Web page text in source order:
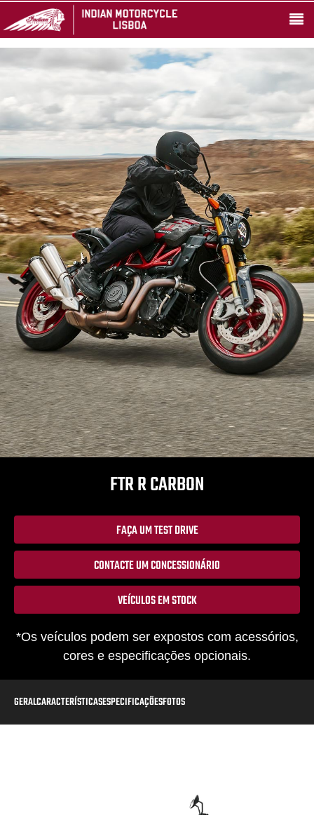
FTR R CARBON
FAÇA UM TEST DRIVE
CONTACTE UM CONCESSIONÁRIO
VEÍCULOS EM STOCK
*Os veículos podem ser expostos com acessórios,
cores e especificações opcionais.
GERALCARACTERÍSTICASESPECIFICAÇÕESFOTOS